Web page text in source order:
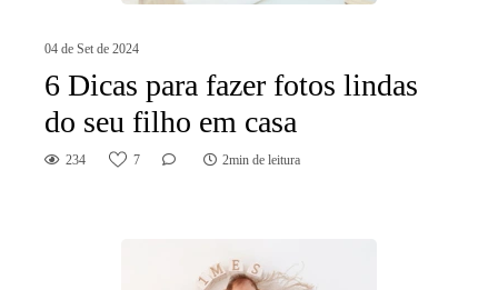
04 de Set de 2024
6 Dicas para fazer fotos lindas
do seu filho em casa
234 7 2min de leitura